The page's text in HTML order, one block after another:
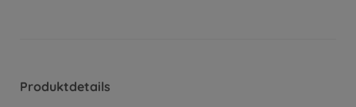
Produktdetails